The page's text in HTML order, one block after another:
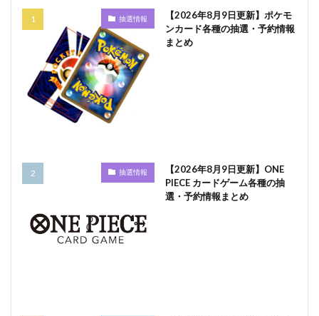
抽選情報
【2026年8月9日更新】ポケモ
ンカード各種の抽選・予約情報
まとめ
抽選情報
【2026年8月9日更新】ONE
PIECE カードゲーム各種の抽
選・予約情報まとめ